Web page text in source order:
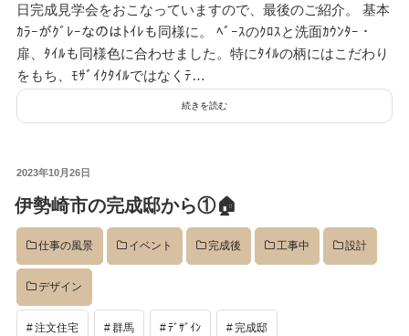
日完成見学会をおこなっていますので、最後のご紹介。 基本
ｶﾗｰがｸﾞﾚｰなのはﾄｲﾚも同様に。 ﾍﾞｰｽのｸﾛｽと洗面ｶｳﾝﾀｰ・
扉、ﾀｲﾙも同様色に合わせました。特にﾀｲﾙの柄にはこだわり
をもち、ﾓｻﾞｲｸﾀｲﾙではなくﾃ…
続きを読む
投
日:
2023年10月26日
伊勢崎市の完成邸から①🏠
仕事の風景 イベント 完成後 工事中 設計
デザイン
注文住宅 群馬 ﾃﾞｻﾞｲﾝ 完成邸